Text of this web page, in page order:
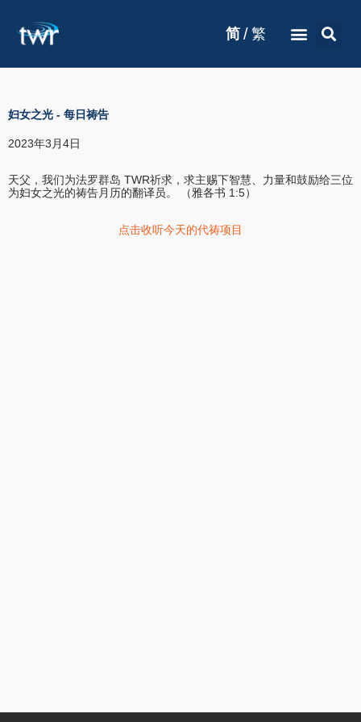
简 / 繁
妇女之光 - 每日祷告
2023年3月4日
天父，我们为法罗群岛 TWR祈求，求主赐下智慧、力量和鼓励给三位
为妇女之光的祷告月历的翻译员。 （雅各书 1:5）
点击收听今天的代祷项目